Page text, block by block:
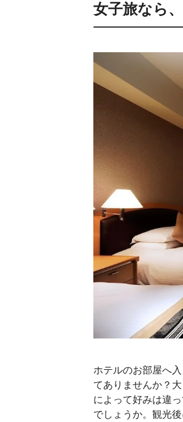
女子旅なら
ホテルのお部屋へ
てありませんか？
によって好みは違
でしょうか。観光